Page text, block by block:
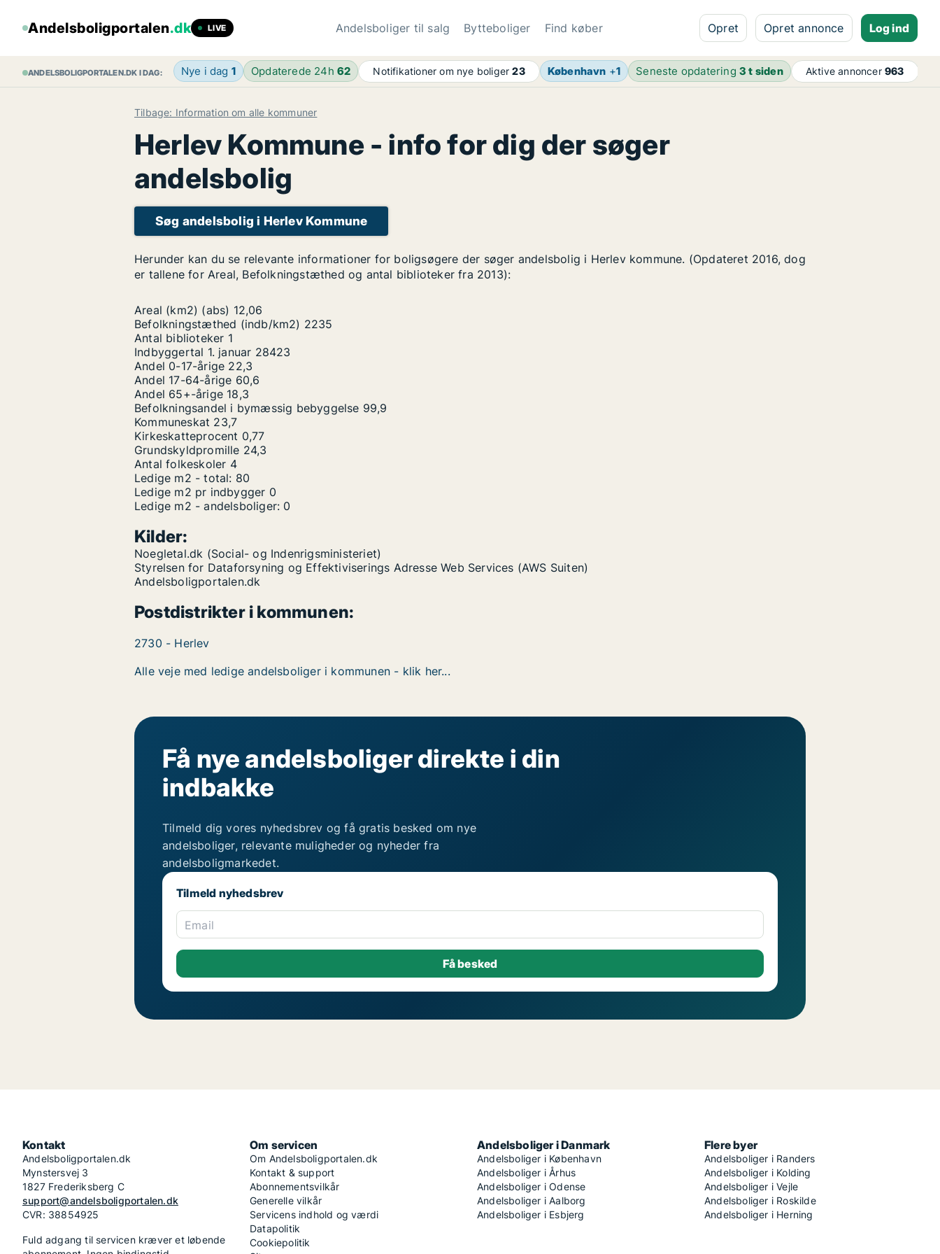
Andelsboligportalen.dk LIVE Andelsboliger til salg Bytteboliger Find køber Opret Opret annonce Log ind
ANDELSBOLIGPORTALEN.DK I DAG: Nye i dag 1 Opdaterede 24h62 Notifikationer om nye boliger23 København +1 Seneste opdatering3 t siden Aktive annoncer963
Tilbage: Information om alle kommuner
Herlev Kommune - info for dig der søger
andelsbolig
Søg andelsbolig i Herlev Kommune
Herunder kan du se relevante informationer for boligsøgere der søger andelsbolig i Herlev kommune. (Opdateret 2016, dog
er tallene for Areal, Befolkningstæthed og antal biblioteker fra 2013):
Areal (km2) (abs) 12,06
Befolkningstæthed (indb/km2) 2235
Antal biblioteker 1
Indbyggertal 1. januar 28423
Andel 0-17-årige 22,3
Andel 17-64-årige 60,6
Andel 65+-årige 18,3
Befolkningsandel i bymæssig bebyggelse 99,9
Kommuneskat 23,7
Kirkeskatteprocent 0,77
Grundskyldpromille 24,3
Antal folkeskoler 4
Ledige m2 - total: 80
Ledige m2 pr indbygger 0
Ledige m2 - andelsboliger: 0
Kilder:
Noegletal.dk (Social- og Indenrigsministeriet)
Styrelsen for Dataforsyning og Effektiviserings Adresse Web Services (AWS Suiten)
Andelsboligportalen.dk
Postdistrikter i kommunen:
2730 - Herlev
Alle veje med ledige andelsboliger i kommunen - klik her...
Få nye andelsboliger direkte i din
indbakke
Tilmeld dig vores nyhedsbrev og få gratis besked om nye
andelsboliger, relevante muligheder og nyheder fra
andelsboligmarkedet.
Tilmeld nyhedsbrev
Email
Kontakt
Andelsboligportalen.dk
Mynstersvej 3
1827 Frederiksberg C
support@andelsboligportalen.dk
CVR: 38854925
Fuld adgang til servicen kræver et løbende
Om servicen
Om Andelsboligportalen.dk
Kontakt & support
Abonnementsvilkår
Generelle vilkår
Servicens indhold og værdi
Datapolitik
Cookiepolitik
Andelsboliger i Danmark
Andelsboliger i København
Andelsboliger i Århus
Andelsboliger i Odense
Andelsboliger i Aalborg
Andelsboliger i Esbjerg
Flere byer
Andelsboliger i Randers
Andelsboliger i Kolding
Andelsboliger i Vejle
Andelsboliger i Roskilde
Andelsboliger i Herning